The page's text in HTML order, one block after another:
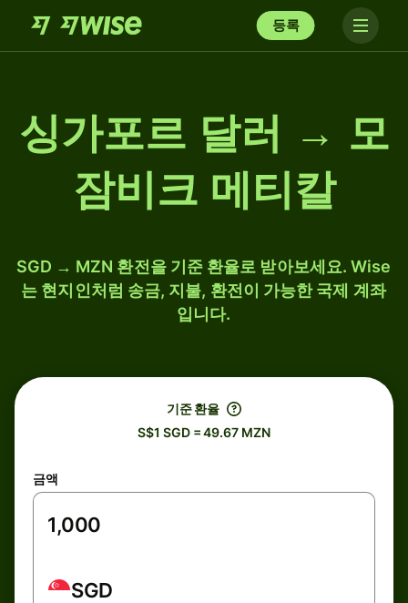
등록
싱가포르 달러 → 모
잠비크 메티칼
SGD → MZN 환전을 기준 환율로 받아보세요. Wise
는 현지인처럼 송금, 지불, 환전이 가능한 국제 계좌
입니다.
기준 환율
S$1 SGD = 49.67 MZN
금액
SGD